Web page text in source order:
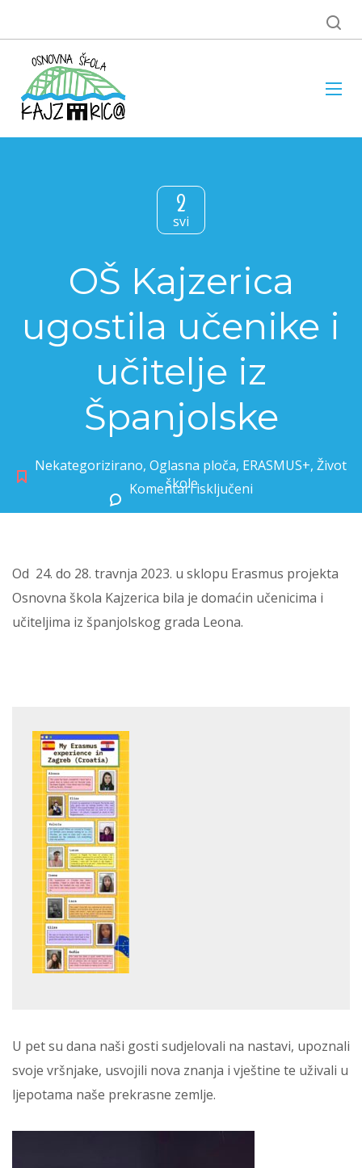
2
svi
OŠ Kajzerica
ugostila učenike i
učitelje iz
Španjolske
Nekategorizirano, Oglasna ploča, ERASMUS+, Život
škole
Komentari isključeni
Od 24. do 28. travnja 2023. u sklopu Erasmus projekta
Osnovna škola Kajzerica bila je domaćin učenicima i
učiteljima iz španjolskog grada Leona.
U pet su dana naši gosti sudjelovali na nastavi, upoznali
svoje vršnjake, usvojili nova znanja i vještine te uživali u
ljepotama naše prekrasne zemlje.